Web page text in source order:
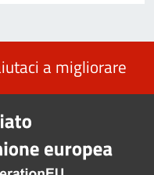
a migliorare